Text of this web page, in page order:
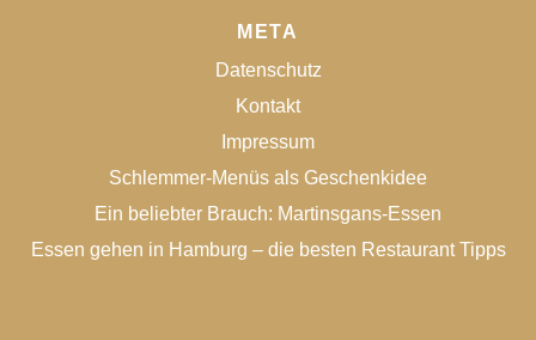
META
Datenschutz
Kontakt
Impressum
Schlemmer-Menüs als Geschenkidee
Ein beliebter Brauch: Martinsgans-Essen
Essen gehen in Hamburg – die besten Restaurant Tipps